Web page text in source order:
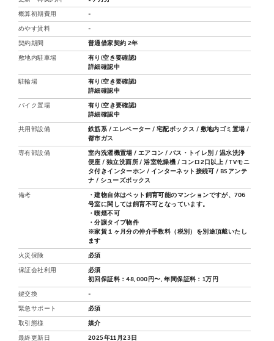
概算初期費用 -
めやす賃料 -
契約期間 普通借家契約 2年
敷地内駐車場
有り(空き要確認)
詳細確認中
駐輪場
有り(空き要確認)
詳細確認中
バイク置場
有り(空き要確認)
詳細確認中
共用部設備
鉄筋系 / エレベーター / 宅配ボックス / 敷地内ゴミ置場 /
都市ガス
専有部設備
室内洗濯機置場 / エアコン / バス・トイレ別 / 温水洗浄
便座 / 独立洗面所 / 浴室乾燥機 / コンロ2口以上 / TVモニ
タ付きインターホン / インターネット接続可 / BSアンテ
ナ / シューズボックス
備考
・建物自体はペット飼育可能のマンションですが、706
号室に関しては飼育不可となっています。
・喫煙不可
・分譲タイプ物件
※家賃１ヶ月分の仲介手数料（税別）を別途頂戴いたし
ます
火災保険 必須
保証会社利用
必須
初回保証料：48,000円〜, 年間保証料：1万円
鍵交換 -
緊急サポート 必須
取引態様 媒介
最終更新日 2025年11月23日